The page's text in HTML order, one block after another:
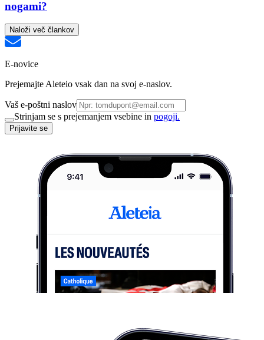
nogami?
Naloži več člankov
E-novice
Prejemajte Aleteio vsak dan na svoj e-naslov.
Vaš e-poštni naslov
Strinjam se s prejemanjem vsebine in pogoji.
Prijavite se